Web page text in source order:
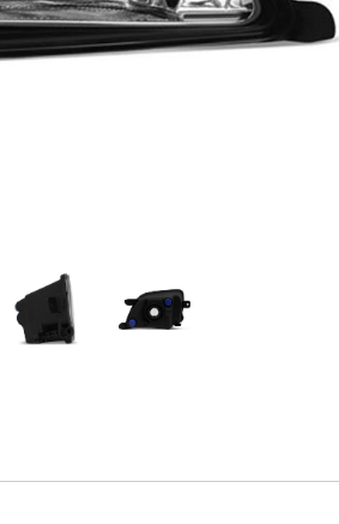
VER DETALHES